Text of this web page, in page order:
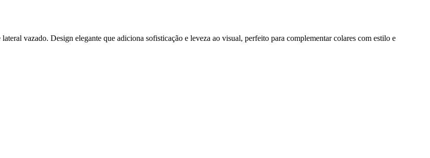
vazado. Design elegante que adiciona sofisticação e leveza ao visual, perfeito para complementar colares com estilo e